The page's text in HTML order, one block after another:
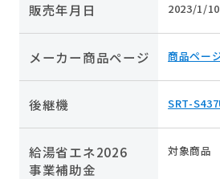
販売年月日 2023/1/10
メーカー商品ページ 商品ペー
後継機 SRT-
給湯省エネ2026
事業補助金
対象商品